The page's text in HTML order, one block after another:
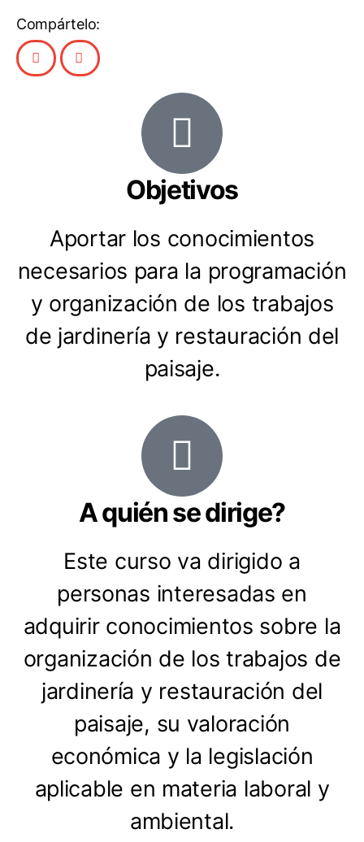
Compártelo:
Objetivos
Aportar los conocimientos
necesarios para la programación
y organización de los trabajos
de jardinería y restauración del
paisaje.
A quién se dirige?
Este curso va dirigido a
personas interesadas en
adquirir conocimientos sobre la
organización de los trabajos de
jardinería y restauración del
paisaje, su valoración
económica y la legislación
aplicable en materia laboral y
ambiental.